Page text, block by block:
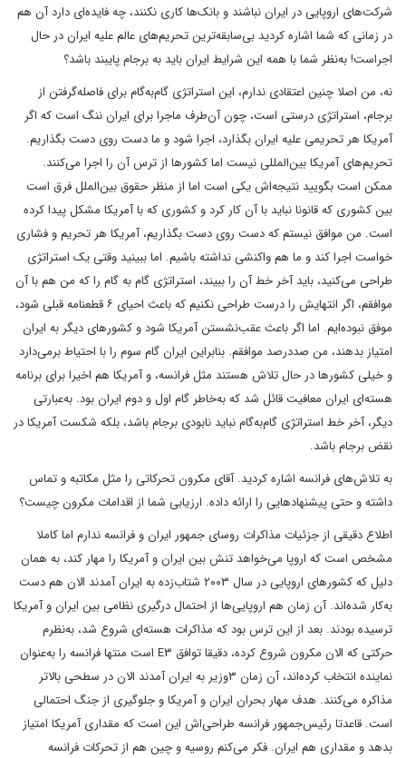
شرکت‌های اروپایی در ایران نباشند و بانک‌ها کاری نکنند، چه فایده‌ای دارد آن هم
در زمانی که شما اشاره کردید بی‌سابقه‌ترین تحریم‌های عالم ‌علیه ایران در حال
اجراست! به‌نظر شما با همه این شرایط ایران باید به برجام پایبند باشد؟
نه، من اصلا چنین اعتقادی ندارم، این استراتژی گام‌به‌گام برای فاصله‌گرفتن از
برجام، استراتژی درستی است، چون آن‌طرف ماجرا برای ایران ننگ است که اگر
آمریکا هر تحریمی علیه ایران بگذارد، اجرا شود و ما دست روی دست بگذاریم.
تحریم‌های آمریکا بین‌المللی نیست اما کشورها از ترس آن را اجرا می‌کنند.
ممکن است بگویید نتیجه‌اش یکی است اما از منظر حقوق بین‌الملل فرق است
بین کشوری که قانونا نباید با آن کار کرد و کشوری که با آمریکا مشکل پیدا کرده
است. من موافق نیستم که دست روی دست بگذاریم، آمریکا هر تحریم و فشاری
خواست اجرا کند و ما هم واکنشی نداشته باشیم. اما ببینید وقتی یک استراتژی
طراحی می‌کنید، باید آخر خط آن را ببیند، استراتژی گام به گام را که من هم با آن
موافقم، اگر انتهایش را درست طراحی نکنیم که باعث احیای ۶ قطعنامه قبلی شود،
موفق نبوده‌ایم. اما اگر باعث عقب‌نشستن آمریکا شود و کشورهای دیگر به ایران
امتیاز بدهند، من صددرصد موافقم. بنابراین ایران گام سوم را با احتیاط برمی‌دارد
و خیلی کشورها در حال تلاش هستند مثل فرانسه، و آمریکا هم اخیرا برای برنامه
هسته‌ای ایران معافیت قائل شد که به‌خاطر گام اول و دوم ایران بود. به‌عبارتی
دیگر، آخر خط استراتژی گام‌به‌گام نباید نابودی برجام باشد، بلکه شکست آمریکا در
نقض برجام باشد.
به تلاش‌های فرانسه اشاره کردید. آقای مکرون تحرکاتی را مثل مکاتبه و تماس
داشته و حتی پیشنهادهایی را ارائه داده. ارزیابی شما از اقدامات مکرون چیست؟
اطلاع دقیقی از جزئیات مذاکرات روسای جمهور ایران و فرانسه ندارم اما کاملا
مشخص است که اروپا می‌خواهد تنش بین ایران و آمریکا را مهار کند، به همان
دلیل که کشورهای اروپایی در سال ‌۲۰۰۳ شتاب‌زده به ایران آمدند الان هم دست
به‌کار شده‌اند. آن زمان هم اروپایی‌ها از احتمال درگیری نظامی بین ایران و آمریکا
ترسیده بودند. بعد از این ترس بود که مذاکرات هسته‌ای شروع شد، به‌نظرم
حرکتی که الان مکرون شروع کرده، دقیقا توافق ‌E۳ است منتها فرانسه را به‌عنوان
نماینده انتخاب کرده‌اند، آن زمان ۳‌وزیر به ایران آمدند الان در سطحی بالاتر
مذاکره می‌کنند. هدف مهار بحران ایران و آمریکا و جلوگیری از جنگ احتمالی
است. قاعدتا رئیس‌جمهور فرانسه طراحی‌اش این است که مقداری آمریکا امتیاز
بدهد و مقداری هم ایران. فکر می‌کنم روسیه و چین هم از تحرکات فرانسه